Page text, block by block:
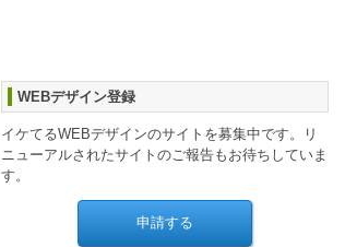
WEBデザイン登録
イケてるWEBデザインのサイトを募集中です。リ
ニューアルされたサイトのご報告もお待ちしていま
す。